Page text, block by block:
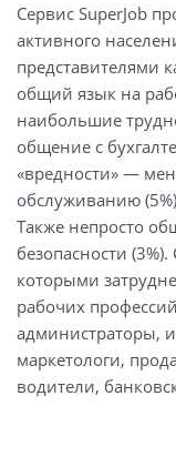
Сервис SuperJob
активного
представителями
общий язык на
наибольшие
общение с
«вредности» —
обслуживанию
Также непросто
безопасности
которыми
рабочих
администраторы,
маркетологи,
водители,